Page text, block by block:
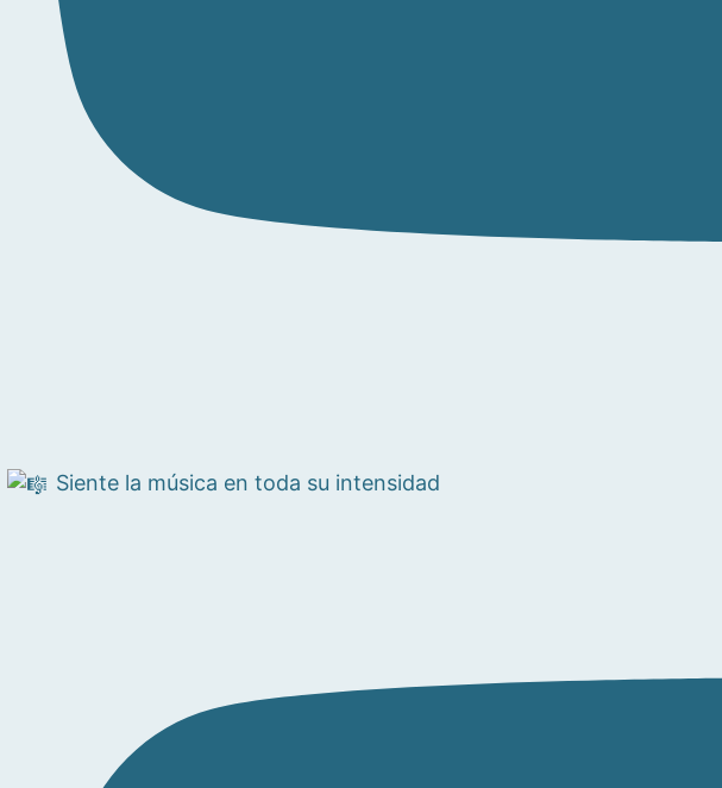
Siente la música en toda su intensidad